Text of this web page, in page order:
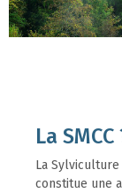
La SMCC
La Sylviculture
constitue une